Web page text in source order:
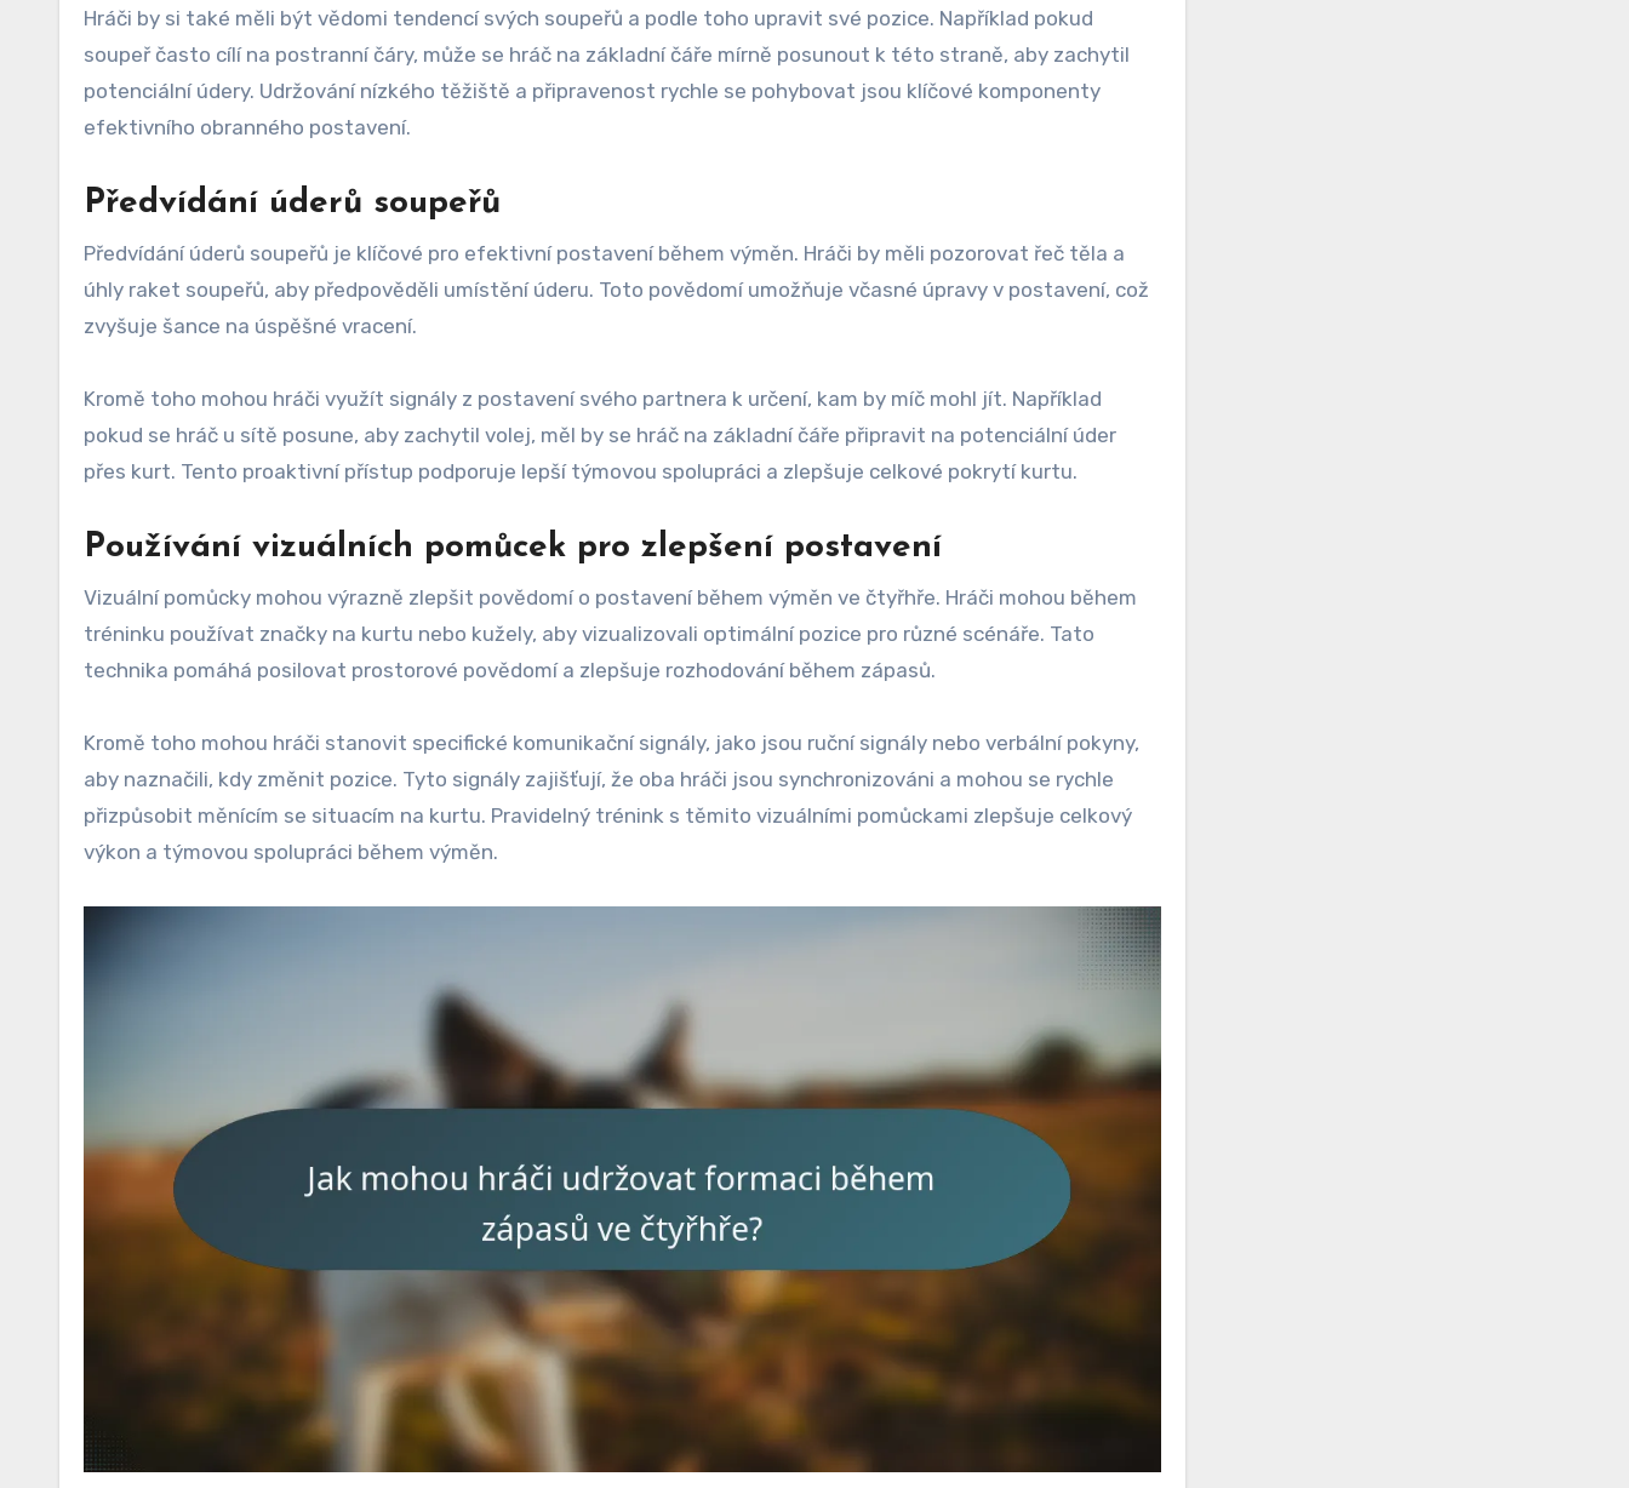
Hráči by si také měli být vědomi tendencí svých soupeřů a podle toho upravit své pozice. Například pokud
soupeř často cílí na postranní čáry, může se hráč na základní čáře mírně posunout k této straně, aby zachytil
potenciální údery. Udržování nízkého těžiště a připravenost rychle se pohybovat jsou klíčové komponenty
efektivního obranného postavení.
Předvídání úderů soupeřů
Předvídání úderů soupeřů je klíčové pro efektivní postavení během výměn. Hráči by měli pozorovat řeč těla a
úhly raket soupeřů, aby předpověděli umístění úderu. Toto povědomí umožňuje včasné úpravy v postavení, což
zvyšuje šance na úspěšné vracení.
Kromě toho mohou hráči využít signály z postavení svého partnera k určení, kam by míč mohl jít. Například
pokud se hráč u sítě posune, aby zachytil volej, měl by se hráč na základní čáře připravit na potenciální úder
přes kurt. Tento proaktivní přístup podporuje lepší týmovou spolupráci a zlepšuje celkové pokrytí kurtu.
Používání vizuálních pomůcek pro zlepšení postavení
Vizuální pomůcky mohou výrazně zlepšit povědomí o postavení během výměn ve čtyřhře. Hráči mohou během
tréninku používat značky na kurtu nebo kužely, aby vizualizovali optimální pozice pro různé scénáře. Tato
technika pomáhá posilovat prostorové povědomí a zlepšuje rozhodování během zápasů.
Kromě toho mohou hráči stanovit specifické komunikační signály, jako jsou ruční signály nebo verbální pokyny,
aby naznačili, kdy změnit pozice. Tyto signály zajišťují, že oba hráči jsou synchronizováni a mohou se rychle
přizpůsobit měnícím se situacím na kurtu. Pravidelný trénink s těmito vizuálními pomůckami zlepšuje celkový
výkon a týmovou spolupráci během výměn.